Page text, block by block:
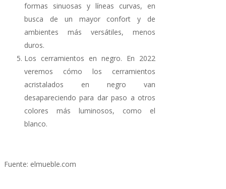
formas sinuosas y líneas curvas, en
busca de un mayor confort y de
ambientes más versátiles, menos
duros.
Los cerramientos en negro. En 2022
veremos cómo los cerramientos
acristalados en negro van
desapareciendo para dar paso a otros
colores más luminosos, como el
blanco.
Fuente: elmueble.com